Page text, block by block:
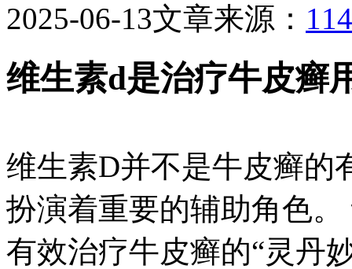
2025-06-13文章来源：
维生素d是治疗牛皮癣
维生素D并不是牛皮癣的
扮演着重要的辅助角色
有效治疗牛皮癣的“灵丹